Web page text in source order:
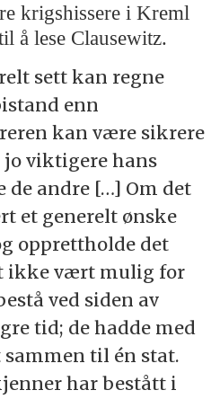
krigshissere i Kreml
å lese Clausewitz.
sett kan regne
enn
kan være sikrere
viktigere hans
de andre […] Om det
et generelt ønske
opprettholde det
ikke vært mulig for
ved siden av
tid; de hadde med
til én stat.
har bestått i